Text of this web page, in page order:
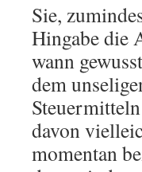
Sie,
Hingabe die
wann
dem
davon
momentan